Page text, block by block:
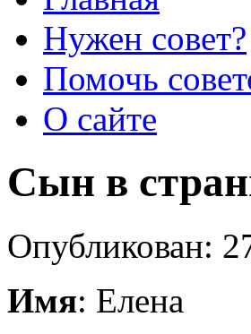
Нужен совет?
Помочь
О сайте
Сын в
Опубликован:
Имя: Елена